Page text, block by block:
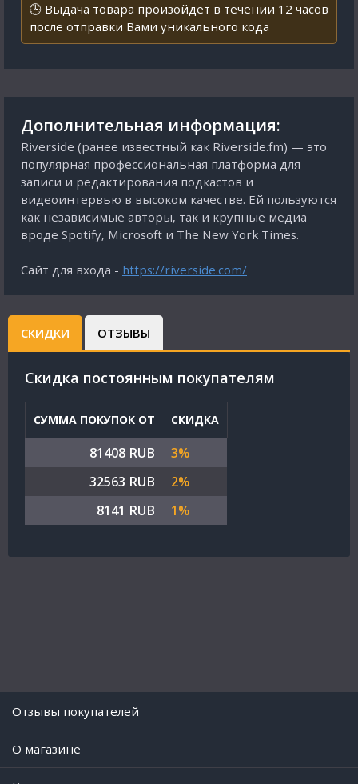
🕒 Выдача товара произойдет в течении 12 часов
после отправки Вами уникального кода
Дополнительная информация:
Riverside (ранее известный как Riverside.fm) — это
популярная профессиональная платформа для
записи и редактирования подкастов и
видеоинтервью в высоком качестве. Ей пользуются
как независимые авторы, так и крупные медиа
вроде Spotify, Microsoft и The New York Times.
Сайт для входа - https://riverside.com/
СКИДКИ ОТЗЫВЫ
Cкидка постоянным покупателям
СУММА ПОКУПОК ОТ СКИДКА
81408 RUB
3%
32563 RUB
2%
8141 RUB
1%
Отзывы покупателей
O магазине